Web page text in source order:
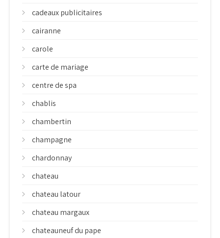
cadeaux publicitaires
cairanne
carole
carte de mariage
centre de spa
chablis
chambertin
champagne
chardonnay
chateau
chateau latour
chateau margaux
chateauneuf du pape